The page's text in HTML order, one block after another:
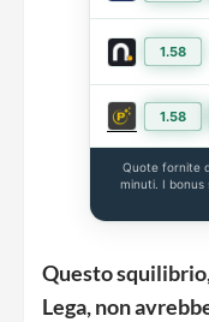
1.58
1.58
Quote fornite
minuti. I bonus
Questo
Lega, non